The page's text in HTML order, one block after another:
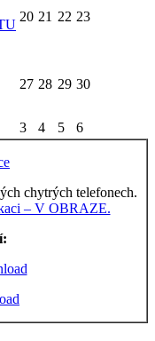
20 21 22 23
27 28 29 30
3 4 5 6
chytrých telefonech.
– V OBRAZE.